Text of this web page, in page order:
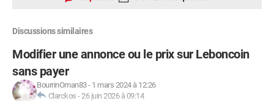
Discussions similaires
Modifier une annonce ou le prix sur Leboncoin
sans payer
BourrinOman83- 1 mars 2024 à 12:26
Clarckos -26 juin 2026 à 09:14